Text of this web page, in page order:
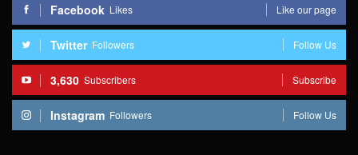
Facebook Likes Like our page
Twitter Followers Follow Us
3,630 Subscribers Subscribe
Instagram Followers Follow Us